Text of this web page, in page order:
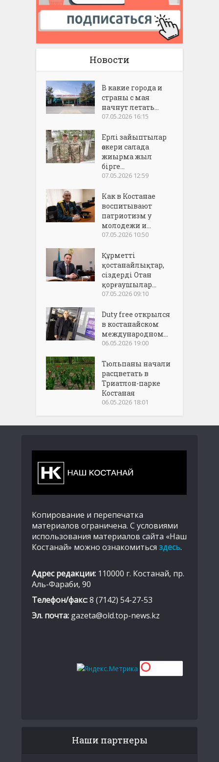
Новости
В какие города и
страны с мая
начнут летать...
07.05.2026 16:15
Ерлі зайыптылар
әскери салада
жиырма жыл
бірге...
07.05.2026 12:59
Как в Костанае
воспитывают
патриотизм у
молодежи и...
07.05.2026 10:50
Құрметті
қостанайлықтар,
сіздерді Отан
қорғаушылар...
07.05.2026 09:10
Duty free открылся
в костанайском
международном...
06.05.2026 19:00
Тюльпаны начали
расцветать в
Триатлон-парке
Костаная
06.05.2026 18:01
Копирование и перепечатка
материалов ограничена. С условиями
использования материалов сайта «Наш
Костанай» можно ознакомиться здесь.
Адрес редакции: 110000 г. Костанай, пр.
Аль-Фараби, 90
Телефон/факс:8 (7142) 54-27-53
Эл. почта: gazeta@old.top-news.kz
Наши партнеры